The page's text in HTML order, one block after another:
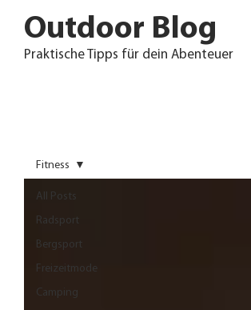
All Posts
Radsport
Bergsport
Freizeitmode
Camping
Fitness
Outdoor Blog
Praktische Tipps für dein Abenteuer